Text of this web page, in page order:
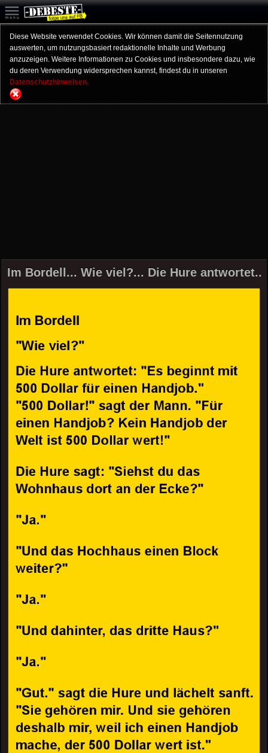
Diese Website verwendet Cookies. Wir können damit die Seitennutzung
auswerten, um nutzungsbasiert redaktionelle Inhalte und Werbung
anzuzeigen. Weitere Informationen zu Cookies und insbesondere dazu, wie
du deren Verwendung widersprechen kannst, findest du in unseren
Datenschutzhinweisen.
Im Bordell... Wie viel?... Die Hure antwortet..